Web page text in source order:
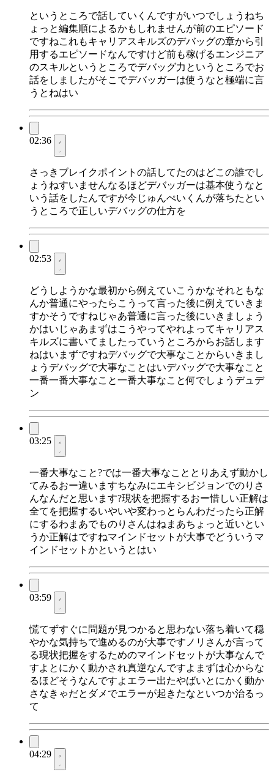
というところで話していくんですがいつでしょうねち
ょっと編集順によるかもしれませんが前のエピソード
ですねこれもキャリアスキルズのデバッグの章から引
用するエピソードなんですけど前も稼げるエンジニア
のスキルというところでデバッグ力というところでお
話をしましたがそこでデバッガーは使うなと極端に言
うとねはい
02:36
さっきブレイクポイントの話してたのはどこの誰でし
ょうねすいませんなるほどデバッガーは基本使うなと
いう話をしたんですが今じゅんぺいくんが落ちたとい
うところで正しいデバッグの仕方を
02:53
どうしようかな最初から例えていこうかなそれともな
んか普通にやったらこうって言った後に例えていきま
すかそうですねじゃあ普通に言った後にいきましょう
かはいじゃあまずはこうやってやれよってキャリアス
キルズに書いてましたっていうところからお話します
ねはいまずですねデバッグで大事なことからいきまし
ょうデバッグで大事なことはいデバッグで大事なこと
一番一番大事なこと一番大事なこと何でしょうデュデ
ン
03:25
一番大事なこと?では一番大事なこととりあえず動かし
てみるおー違いますちなみにエキシビジョンでのりさ
んなんだと思います?現状を把握するおー惜しい正解は
全てを把握するいやいや変わっとらんわだったら正解
にするわまあでものりさんはねまあちょっと近いとい
うか正解はですねマインドセットが大事でどういうマ
インドセットかというとはい
03:59
慌てずすぐに問題が見つかると思わない落ち着いて穏
やかな気持ちで進めるのが大事ですノリさんが言って
る現状把握をするためのマインドセットが大事なんで
すよとにかく動かされ真逆なんですよまずは心からな
るほどそうなんですよエラー出たやばいとにかく動か
さなきゃだとダメでエラーが起きたなといつか治るっ
て
04:29